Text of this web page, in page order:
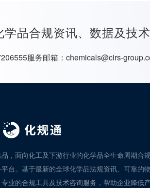
学品合规资讯、数据及技
服务邮箱： chemicals@cirs-
，面向化工及下游行业的化学品全生命周期合
台。基于最新的全球化学品法规资讯、可靠的
业的合规工具及技术咨询服务，帮助企业降低